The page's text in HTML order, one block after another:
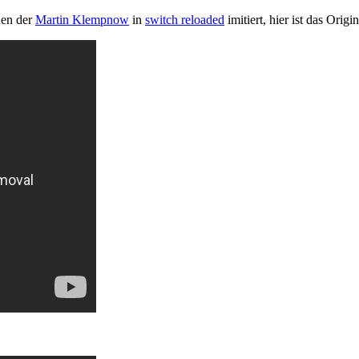
derMartin Klempnow in switch reloaded imitiert, hier ist das